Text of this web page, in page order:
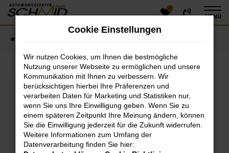
Zum
Hauptinhalt
0
MENÜ
Fehler: Network Error
Beim Laden ist ein Fehler aufgetreten.
Hier sind ein paar Tipps, die dir helfen können:
Überprüfe deine Firewall und deine
Internetverbindung.
Cookie Einstellungen
Wir nutzen Cookies, um Ihnen die bestmögliche
Nutzung unserer Webseite zu ermöglichen und unsere
Kommunikation mit Ihnen zu verbessern. Wir
berücksichtigen hierbei Ihre Präferenzen und
verarbeiten Daten für Marketing und Statistiken nur,
wenn Sie uns Ihre Einwilligung geben. Wenn Sie zu
einem späteren Zeitpunkt Ihre Meinung ändern, können
Sie die Einwilligung jederzeit für die Zukunft widerrufen.
Weitere Informationen zum Umfang der
Datenverarbeitung finden Sie hier: